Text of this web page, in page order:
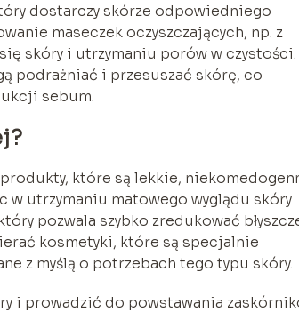
dostarczy skórze odpowiedniego
maseczek oczyszczających, np. z
skóry i utrzymaniu porów w czystości.
podrażniać i przesuszać skórę, co
sebum.
które są lekkie,
w utrzymaniu matowego wyglądu skóry
pozwala szybko zredukować
kosmetyki, które są specjalnie
z myślą o potrzebach tego typu skóry.
i prowadzić do powstawania